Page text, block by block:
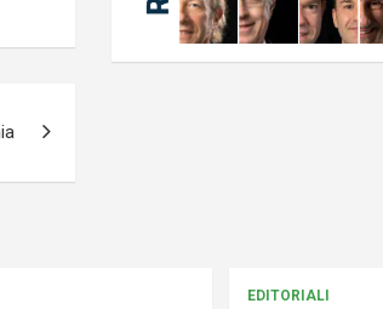
EDITORIALI